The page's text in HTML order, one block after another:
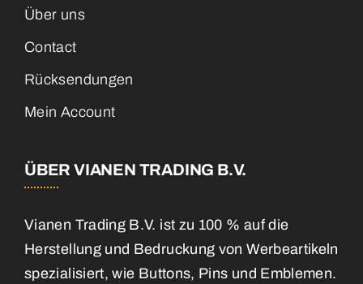
Über uns
Contact
Rücksendungen
Mein Account
ÜBER VIANEN TRADING B.V.
Vianen Trading B.V. ist zu 100 % auf die
Herstellung und Bedruckung von Werbeartikeln
spezialisiert, wie Buttons, Pins und Emblemen.